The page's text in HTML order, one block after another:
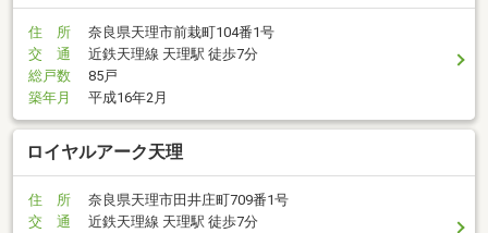
住 所
奈良県天理市前栽町104番1号
交 通
近鉄天理線 天理駅 徒歩7分
総戸数
85戸
築年月
平成16年2月
ロイヤルアーク天理
住 所
奈良県天理市田井庄町709番1号
交 通
近鉄天理線 天理駅 徒歩7分